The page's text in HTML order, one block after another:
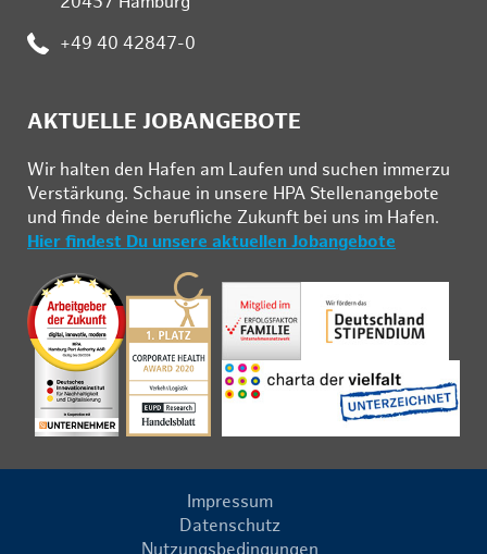
Telefon:
+49 40 42847-0
AKTUELLE JOBANGEBOTE
Wir hal­ten den Ha­fen am Lau­fen und su­chen im­mer­zu
Ver­stär­kung. Schau­e in un­se­re HPA Stel­len­an­ge­bo­te
und fin­de deine be­ruf­li­che Zu­kunft bei uns im Ha­fen.
Hier findest Du unsere aktuellen Jobangebote
Impressum
Datenschutz